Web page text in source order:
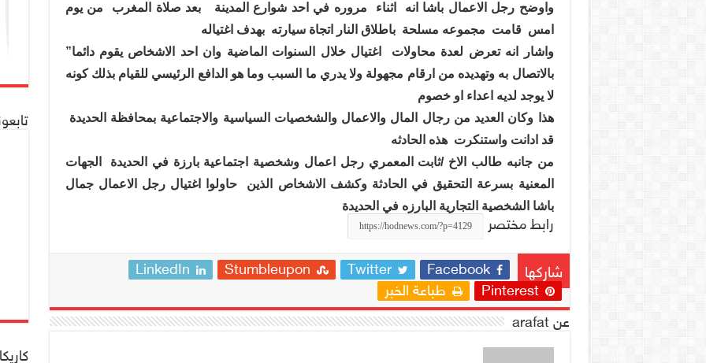
واوضح رجل الاعمال باشا انه
اثناء مروره في احد شوارع المدينة بعد صلاة المغرب
من يوم
امس قامت مجموعه مسلحة باطلاق النار اتجاة سيارته بهدف اغتياله
واشار انه تعرض لعدة محاولات
اغتيال خلال السنوات الماضية وان احد الاشخاص يقوم دائما”
بالاتصال به وتهديده من ارقام مجهولة ولا يدري ما السبب وما هو الدافع الرئيسي للقيام بذلك كونه
لا يوجد لديه اعداء او خصوم
هذا وكان العديد من رجال المال والاعمال والشخصيات السياسية والاجتماعية بمحافظة الحديدة
قد ادانت واستنكرت هذه الحادثه
من جانبه طالب الاخ /ثابت المعمري رجل اعمال وشخصية اجتماعية بارزة في الحديدة
الجهات
المعنية بسرعة التحقيق في الحادثة وكشف الاشخاص الذين
حاولوا اغتيال رجل الاعمال جمال
باشا الشخصية التجارية البارزه في الحديدة
رابط مختصر
شاركها Facebook
Twitter
Stumbleupon
LinkedIn
Pinterest
طباعة الخبر
عن arafat